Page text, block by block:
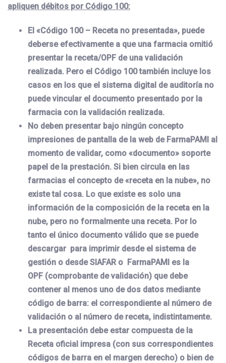
apliquen débitos por Código 100:
El «Código 100 – Receta no presentada», puede
deberse efectivamente a que una farmacia omitió
presentar la receta/OPF de una validación
realizada. Pero el Código 100 también incluye los
casos en los que el sistema digital de auditoría no
puede vincular el documento presentado por la
farmacia con la validación realizada.
No deben presentar bajo ningún concepto
impresiones de pantalla de la web de FarmaPAMI al
momento de validar, como «documento» soporte
papel de la prestación. Si bien circula en las
farmacias el concepto de «receta en la nube», no
existe tal cosa. Lo que existe es solo una
información de la composición de la receta en la
nube, pero no formalmente una receta. Por lo
tanto el único documento válido que se puede
descargar para imprimir desde el sistema de
gestión o desde SIAFAR o FarmaPAMI es la
OPF (comprobante de validación) que debe
contener al menos uno de dos datos mediante
código de barra: el correspondiente al número de
validación o al número de receta, indistintamente.
La presentación debe estar compuesta de la
Receta oficial impresa (con sus correspondientes
códigos de barra en el margen derecho) o bien de